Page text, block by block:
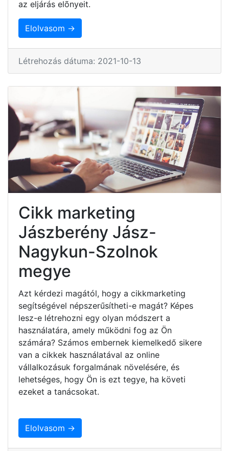
az eljárás elõnyeit.
Elolvasom →
Létrehozás dátuma: 2021-10-13
Cikk marketing
Jászberény Jász-
Nagykun-Szolnok
megye
Azt kérdezi magától, hogy a cikkmarketing
segítségével népszerűsítheti-e magát? Képes
lesz-e létrehozni egy olyan módszert a
használatára, amely működni fog az Ön
számára? Számos embernek kiemelkedő sikere
van a cikkek használatával az online
vállalkozásuk forgalmának növelésére, és
lehetséges, hogy Ön is ezt tegye, ha követi
ezeket a tanácsokat.
Elolvasom →